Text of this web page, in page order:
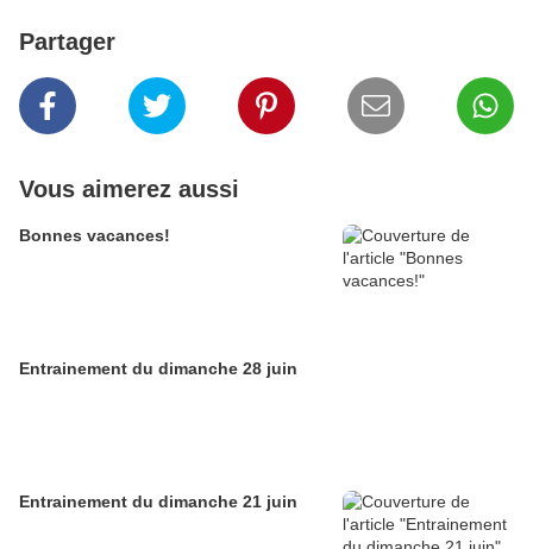
Partager
Vous aimerez aussi
Bonnes vacances!
Entrainement du dimanche 28 juin
Entrainement du dimanche 21 juin